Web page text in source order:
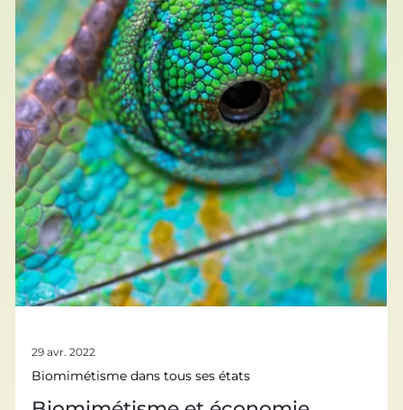
branche d'origan ? Ils sont tous à l'origine d'innovations en
agriculture, grâce au biomimétisme ! A travers quelques
exemples, goûtons le potentiel et la diversité du
biomimétisme pour développer et guérir l'agriculture.
Quels outils bio-inspirés pour l’agriculture de demain ?
Depuis toujours, pour pouvoir réaliser de nombreuses
tâches spécifiques qu’il ne